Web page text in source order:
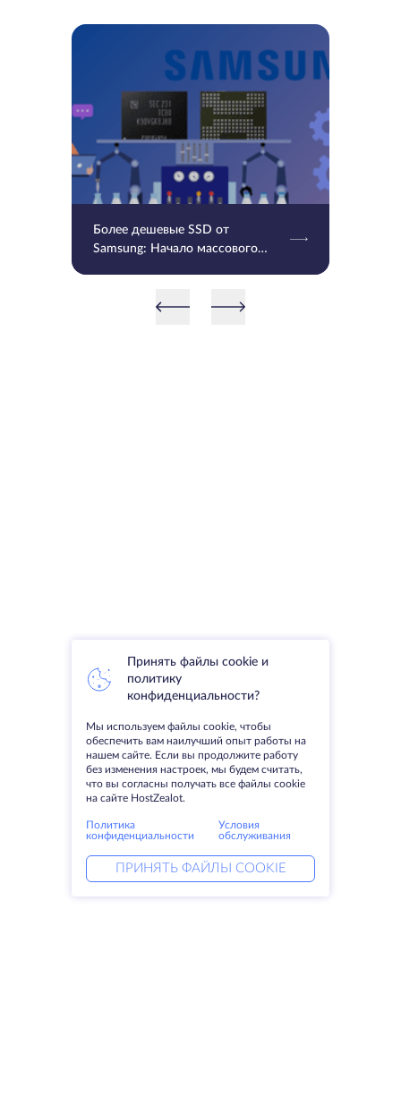
Более дешевые SSD от
Samsung: Начало массового
Принять файлы cookie и
политику
конфиденциальности?
Мы используем файлы cookie, чтобы
обеспечить вам наилучший опыт работы на
нашем сайте. Если вы продолжите работу
без изменения настроек, мы будем считать,
что вы согласны получать все файлы cookie
на сайте HostZealot.
Политика
конфиденциальности
Условия
обслуживания
ПРИНЯТЬ ФАЙЛЫ COOKIE